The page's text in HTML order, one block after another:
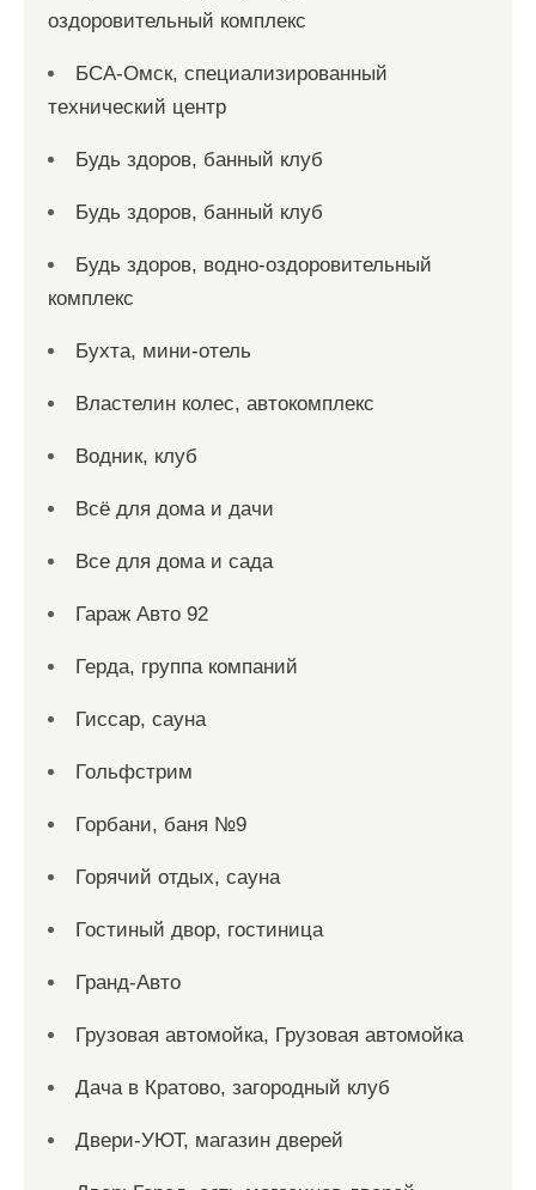
оздоровительный комплекс
БСА-Омск, специализированный
технический центр
Будь здоров, банный клуб
Будь здоров, банный клуб
Будь здоров, водно-оздоровительный
комплекс
Бухта, мини-отель
Властелин колес, автокомплекс
Водник, клуб
Всё для дома и дачи
Все для дома и сада
Гараж Авто 92
Герда, группа компаний
Гиссар, сауна
Гольфстрим
Горбани, баня №9
Горячий отдых, сауна
Гостиный двор, гостиница
Гранд-Авто
Грузовая автомойка, Грузовая автомойка
Дача в Кратово, загородный клуб
Двери-УЮТ, магазин дверей